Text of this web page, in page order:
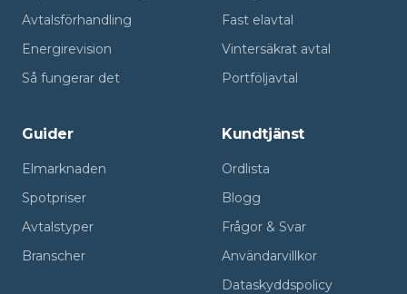
Avtalsförhandling
Energirevision
Så fungerar det
Fast elavtal
Vintersäkrat avtal
Portföljavtal
Guider
Elmarknaden
Spotpriser
Avtalstyper
Branscher
Kundtjänst
Ordlista
Blogg
Frågor & Svar
Användarvillkor
Dataskyddspolicy